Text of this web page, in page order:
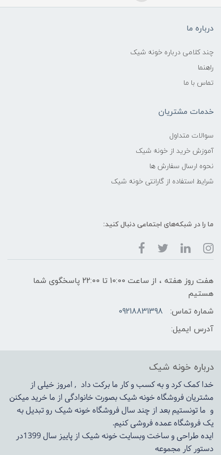
درباره ما
چند کلامی درباره خونه شیک
راهنما
تماس با ما
خدمات مشتریان
سوالات متداول
آموزش خرید از خونه شیک
نحوه ارسال سفارش ها
شرایط استفاده از گارانتی خونه شیک
ما را در شبکه‌های اجتماعی دنبال کنید:
هفت روز هفته ، از ساعت 10:00 تا 22:00 پاسخگوی شما
هستیم
شماره تماس:
09218831398
آدرس ایمیل:
درباره خونه شیک
خدا کمک کرد و به کسب و کار ما برکت داد , امروز خیلی از
مشتریان فروشگاه خونه شیک بصورت خانوادگی از ما خرید میکنن
و ما تونستیم بعد از چند سال فروشگاهخونه شیکرو تبدیل به
یک فروشگاه عمده فروشی کنیم.
ایده طراحی و ساخت وبسایت خونه شیک از پاییز سال 1399در
دستور کار مجموعه